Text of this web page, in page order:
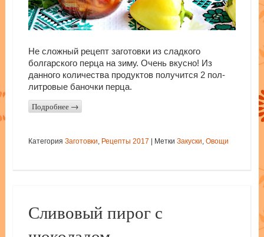
Не сложный рецепт заготовки из сладкого
болгарского перца на зиму. Очень вкусно! Из
данного количества продуктов получится 2 пол-
литровые баночки перца.
Подробнее →
Категория Заготовки Рецепты 2017 Метки Закуски Овощи
Сливовый пирог с